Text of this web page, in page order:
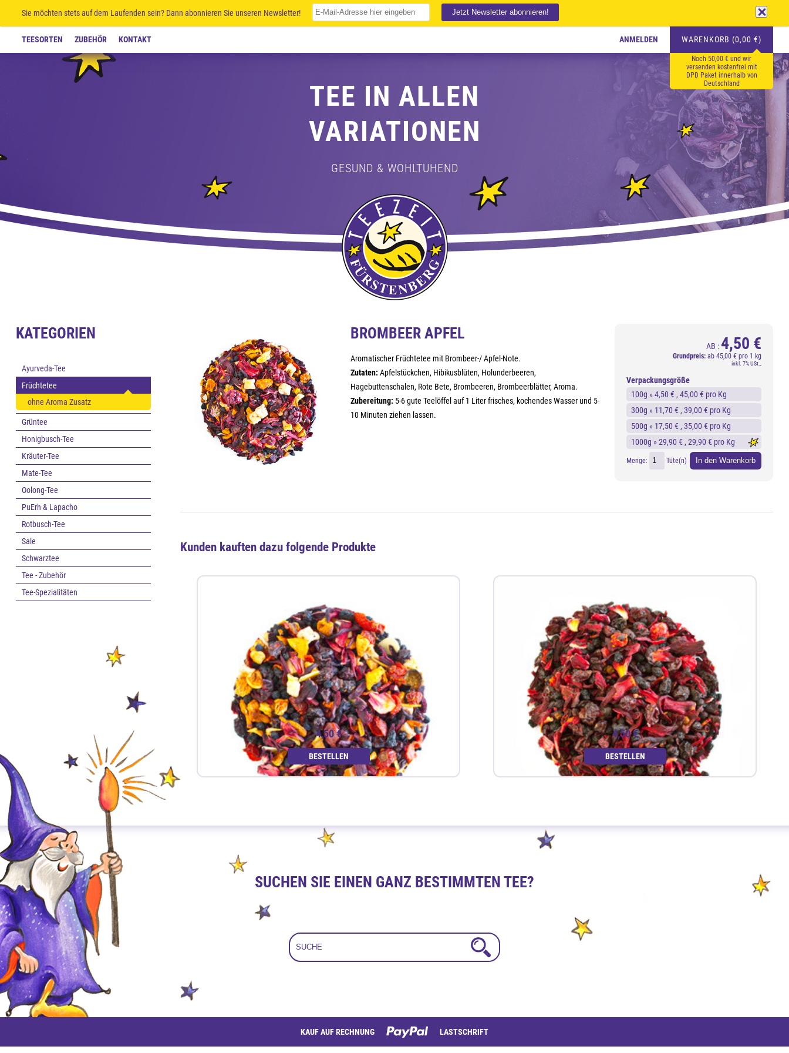
Sie möchten stets auf dem Laufenden sein? Dann abonnieren Sie unseren Newsletter!
TEESORTEN ZUBEHÖR KONTAKT ANMELDEN WARENKORB (0,00 €)
Noch 50,00 € und wir
versenden kostenfrei mit
DPD Paket innerhalb von
Deutschland
TEE IN ALLEN
VARIATIONEN
GESUND & WOHLTUHEND
KATEGORIEN
Ayurveda-Tee
Früchtetee
ohne Aroma Zusatz
Grüntee
Honigbusch-Tee
Kräuter-Tee
Mate-Tee
Oolong-Tee
PuErh & Lapacho
Rotbusch-Tee
Sale
Schwarztee
Tee - Zubehör
Tee-Spezialitäten
BROMBEER APFEL
Aromatischer Früchtetee mit Brombeer-/ Apfel-Note.
Zutaten: Apfelstückchen, Hibikusblüten, Holunderbeeren,
Hagebuttenschalen, Rote Bete, Brombeeren, Brombeerblätter, Aroma.
Zubereitung: 5-6 gute Teelöffel auf 1 Liter frisches, kochendes Wasser und 5-
10 Minuten ziehen lassen.
AB : 4,50 €
Grundpreis: ab 45,00 € pro 1 kg
inkl. 7% USt.,
Verpackungsgröße
100g »4,50 € , 45,00 € pro Kg
300g » 11,70 € , 39,00 € pro Kg
500g » 17,50 € , 35,00 € pro Kg
1000g »29,90 € , 29,90 € pro Kg
Menge: Tüte(n) In den Warenkorb
Kunden kauften dazu folgende Produkte
Amaretto Kirsch 100g
4,50 €
BESTELLEN
4,50 €
BESTELLEN
SUCHEN SIE EINEN GANZ BESTIMMTEN TEE?
KAUF AUF RECHNUNG
LASTSCHRIFT